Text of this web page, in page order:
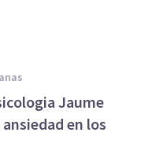
Jaume
en los